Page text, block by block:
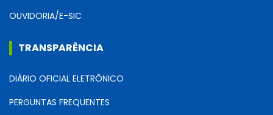
OUVIDORIA/E-SIC
TRANSPARÊNCIA
DIÁRIO OFICIAL ELETRÔNICO
PERGUNTAS FREQUENTES